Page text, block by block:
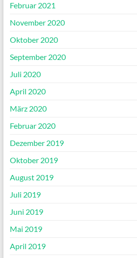
Februar 2021
November 2020
Oktober 2020
September 2020
Juli 2020
April 2020
März 2020
Februar 2020
Dezember 2019
Oktober 2019
August 2019
Juli 2019
Juni 2019
Mai 2019
April 2019